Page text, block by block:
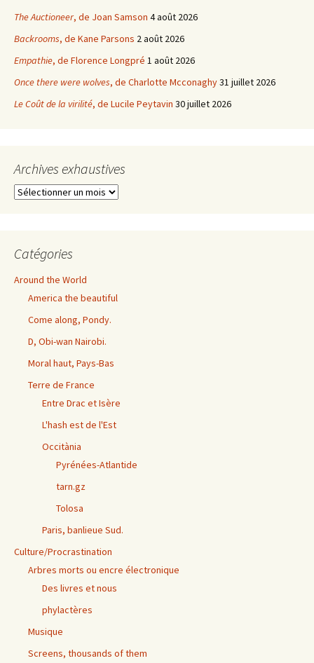
The Auctioneer, de Joan Samson 4 août 2026
Backrooms, de Kane Parsons 2 août 2026
Empathie, de Florence Longpré 1 août 2026
Once there were wolves, de Charlotte Mcconaghy31 juillet 2026
Le Coût de la virilité, de Lucile Peytavin 30 juillet 2026
Archives exhaustives
Archives
Catégories
Around the World
America the beautiful
Come along, Pondy.
D, Obi-wan Nairobi.
Moral haut, Pays-Bas
Terre de France
Entre Drac et Isère
L'hash est de l'Est
Occitània
Pyrénées-Atlantide
tarn.gz
Tolosa
Paris, banlieue Sud.
Culture/Procrastination
Arbres morts ou encre électronique
Des livres et nous
phylactères
Musique
Screens, thousands of them